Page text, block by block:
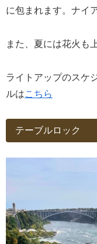
に包まれます。ナイ
また、夏には花火も
ライトアップのスケ
ルはこちら
テーブルロック